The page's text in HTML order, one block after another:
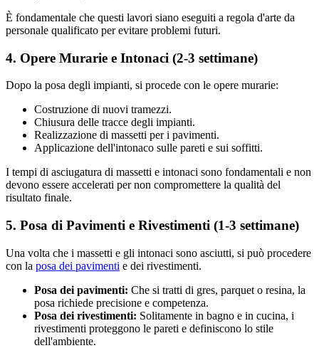
È fondamentale che questi lavori siano eseguiti a regola d'arte da
personale qualificato per evitare problemi futuri.
4. Opere Murarie e Intonaci (2-3 settimane)
Dopo la posa degli impianti, si procede con le opere murarie:
Costruzione di nuovi tramezzi.
Chiusura delle tracce degli impianti.
Realizzazione di massetti per i pavimenti.
Applicazione dell'intonaco sulle pareti e sui soffitti.
I tempi di asciugatura di massetti e intonaci sono fondamentali e non
devono essere accelerati per non compromettere la qualità del
risultato finale.
5. Posa di Pavimenti e Rivestimenti (1-3 settimane)
Una volta che i massetti e gli intonaci sono asciutti, si può procedere
con la posa dei pavimenti e dei rivestimenti.
Posa dei pavimenti: Che si tratti di gres, parquet o resina, la
posa richiede precisione e competenza.
Posa dei rivestimenti: Solitamente in bagno e in cucina, i
rivestimenti proteggono le pareti e definiscono lo stile
dell'ambiente.